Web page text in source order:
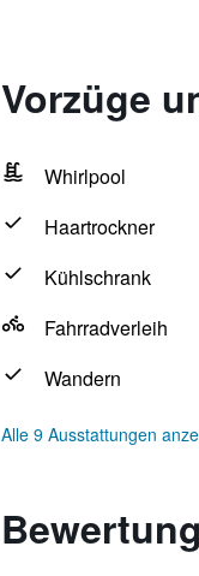
Vorzüge
Whirlpool
Haartrockner
Kühlschrank
Fahrradverleih
Wandern
Alle 9 Ausstattungen